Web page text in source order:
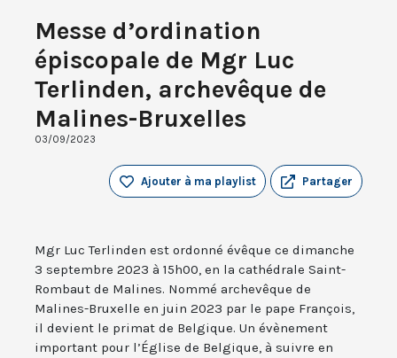
Messe d’ordination
épiscopale de Mgr Luc
Terlinden, archevêque de
Malines-Bruxelles
03/09/2023
Partager
Ajouter à ma playlist
Mgr Luc Terlinden est ordonné évêque ce dimanche
3 septembre 2023 à 15h00, en la cathédrale Saint-
Rombaut de Malines. Nommé archevêque de
Malines-Bruxelle en juin 2023 par le pape François,
il devient le primat de Belgique. Un évènement
important pour l’Église de Belgique, à suivre en